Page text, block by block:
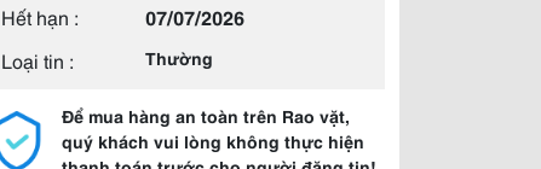
Hết hạn :
07/07/2026
Loại tin :
Thường
Để mua hàng an toàn trên Rao vặt,
quý khách vui lòng không thực hiện